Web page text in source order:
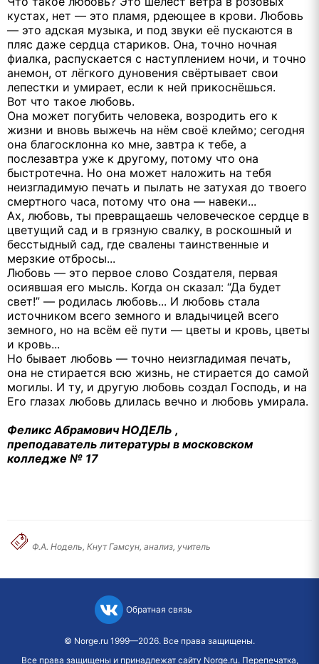
кустах, нет — это пламя, рдеющее в крови. Любовь
— это адская музыка, и под звуки её пускаются в
пляс даже сердца стариков. Она, точно ночная
фиалка, распускается с наступлением ночи, и точно
анемон, от лёгкого дуновения свёртывает свои
лепестки и умирает, если к ней прикоснёшься.
Вот что такое любовь.
Она может погубить человека, возродить его к
жизни и вновь выжечь на нём своё клеймо; сегодня
она благосклонна ко мне, завтра к тебе, а
послезавтра уже к другому, потому что она
быстротечна. Но она может наложить на тебя
неизгладимую печать и пылать не затухая до твоего
смертного часа, потому что она — навеки...
Ах, любовь, ты превращаешь человеческое сердце в
цветущий сад и в грязную свалку, в роскошный и
бесстыдный сад, где свалены таинственные и
мерзкие отбросы...
Любовь — это первое слово Создателя, первая
осиявшая его мысль. Когда он сказал: “Да будет
свет!” — родилась любовь... И любовь стала
источником всего земного и владычицей всего
земного, но на всём её пути — цветы и кровь, цветы
и кровь...
Но бывает любовь — точно неизгладимая печать,
она не стирается всю жизнь, не стирается до самой
могилы. И ту, и другую любовь создал Господь, и на
Его глазах любовь длилась вечно и любовь умирала.
Феликс Абрамович НОДЕЛЬ ,
преподаватель литературы в московском
колледже № 17
Ф.А. Нодель, Кнут Гамсун, анализ, учитель
Обратная связь
© Norge.ru 1999—2026. Все права защищены.
Все права защищены и принадлежат сайту Norge.ru. Перепечатка,